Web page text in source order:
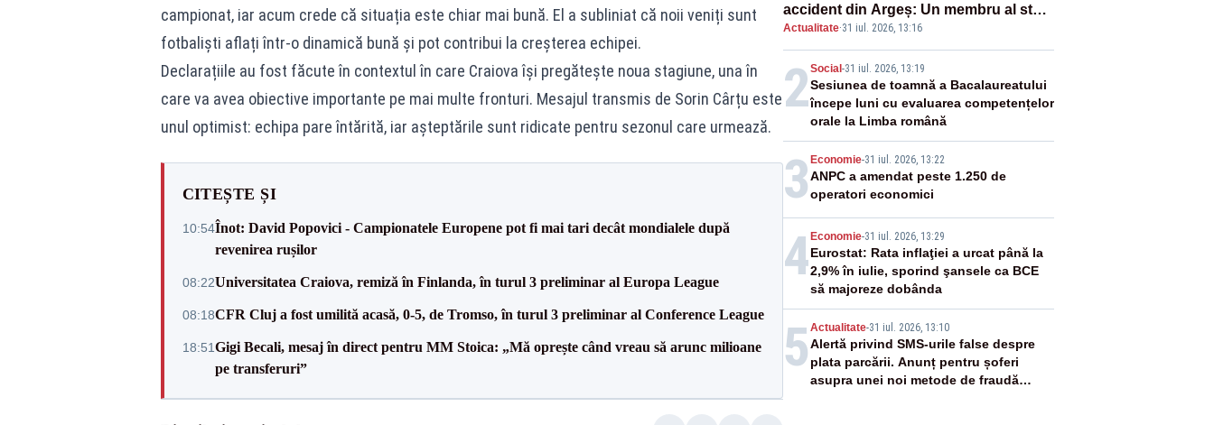
campionat, iar acum crede că situația este chiar mai bună. El a subliniat că noii veniți sunt
fotbaliști aflați într-o dinamică bună și pot contribui la creșterea echipei.
Declarațiile au fost făcute în contextul în care Craiova își pregătește noua stagiune, una în
care va avea obiective importante pe mai multe fronturi. Mesajul transmis de Sorin Cârțu este
unul optimist: echipa pare întărită, iar așteptările sunt ridicate pentru sezonul care urmează.
CITEȘTE ȘI
10:54Înot: David Popovici - Campionatele Europene pot fi mai tari decât mondialele după
revenirea rușilor
08:22Universitatea Craiova, remiză în Finlanda, în turul 3 preliminar al Europa League
08:18CFR Cluj a fost umilită acasă, 0-5, de Tromso, în turul 3 preliminar al Conference League
18:51Gigi Becali, mesaj în direct pentru MM Stoica: „Mă oprește când vreau să arunc milioane
pe transferuri”
accident din Argeș: Un membru al staff-
ului medical a murit, antrenorul Adrian
Ropotan este în spital
Actualitate·31 iul. 2026, 13:16
2Social-31 iul. 2026, 13:19
Sesiunea de toamnă a Bacalaureatului
începe luni cu evaluarea competențelor
orale la Limba română
3 Economie-31 iul. 2026, 13:22
ANPC a amendat peste 1.250 de
operatori economici
4Economie-31 iul. 2026, 13:29
Eurostat: Rata inflaţiei a urcat până la
2,9% în iulie, sporind şansele ca BCE
să majoreze dobânda
5 Actualitate-31 iul. 2026, 13:10
Alertă privind SMS-urile false despre
plata parcării. Anunț pentru șoferi
asupra unei noi metode de fraudă